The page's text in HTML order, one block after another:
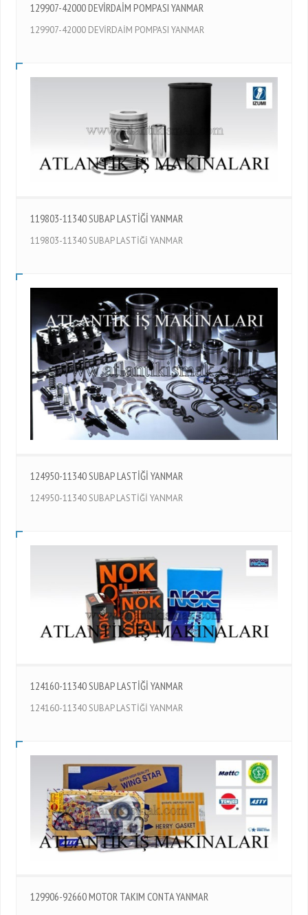
129907-42000 DEVİRDAİM POMPASI YANMAR
129907-42000 DEVİRDAİM POMPASI YANMAR
119803-11340 SUBAP LASTİĞİ YANMAR
119803-11340 SUBAP LASTİĞİ YANMAR
124950-11340 SUBAP LASTİĞİ YANMAR
124950-11340 SUBAP LASTİĞİ YANMAR
124160-11340 SUBAP LASTİĞİ YANMAR
124160-11340 SUBAP LASTİĞİ YANMAR
129906-92660 MOTOR TAKIM CONTA YANMAR